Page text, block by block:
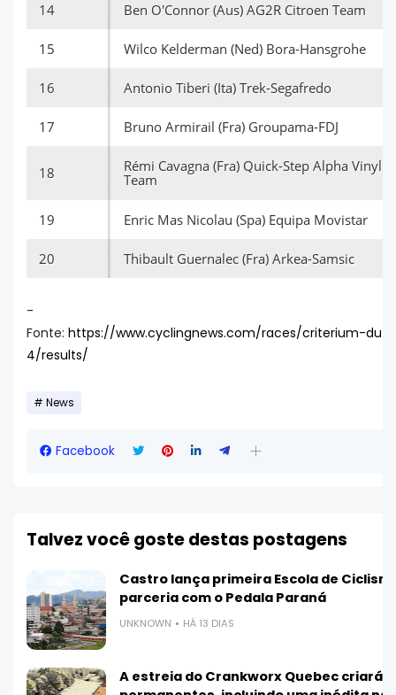
14 Ben O'Connor (Aus) AG2R Citroen Team
15 Wilco Kelderman (Ned) Bora-Hansgrohe
16 Antonio Tiberi (Ita) Trek-Segafredo
17 Bruno Armirail (Fra) Groupama-FDJ
18
Rémi Cavagna (Fra) Quick-Step Alpha Vinyl
Team
19 Enric Mas Nicolau (Spa) Equipa Movistar
20 Thibault Guernalec (Fra) Arkea-Samsic
-
Fonte: https://www.cyclingnews.com/races/criterium-du-
4/results/
News
Facebook
Talvez você goste destas postagens
Castro lança primeira Escola de
parceria com o Pedala Paraná
UNKNOWN HÁ 13 DIAS
A estreia do Crankworx Quebec criará